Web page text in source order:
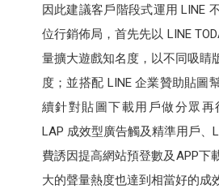
因此建議客戶階段式運用 LINE
位行銷佈局，首先先以 LINE
量擴大遊戲知名度，以不同吸睛
度；並搭配 LINE 企業贊助貼圖
續針對貼圖下載用戶做分眾再
LAP 成效型廣告觸及精準用戶、
費誘因提高網站預登數及APP下
大的聲量熱度也達到相當好的成